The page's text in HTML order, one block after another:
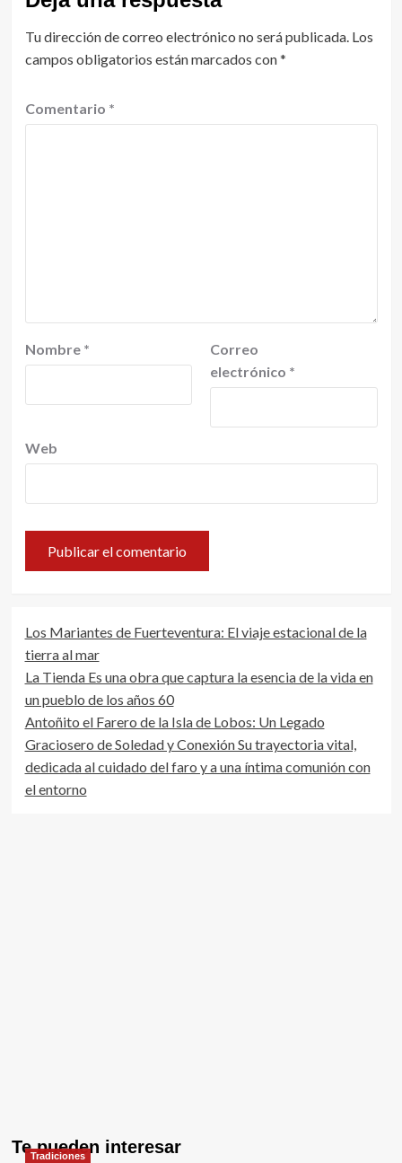
Tu dirección de correo electrónico no será publicada. Los
campos obligatorios están marcados con*
Comentario *
Nombre *
Correo
electrónico *
Web
Los Mariantes de Fuerteventura: El viaje estacional de la
tierra al mar
La Tienda Es una obra que captura la esencia de la vida en
un pueblo de los años 60
Antoñito el Farero de la Isla de Lobos: Un Legado
Graciosero de Soledad y Conexión Su trayectoria vital,
dedicada al cuidado del faro y a una íntima comunión con
el entorno
Te pueden interesar
Tradiciones